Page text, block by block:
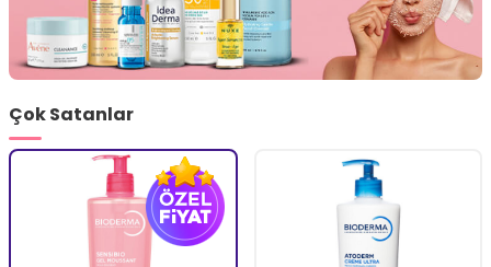
Çok Satanlar